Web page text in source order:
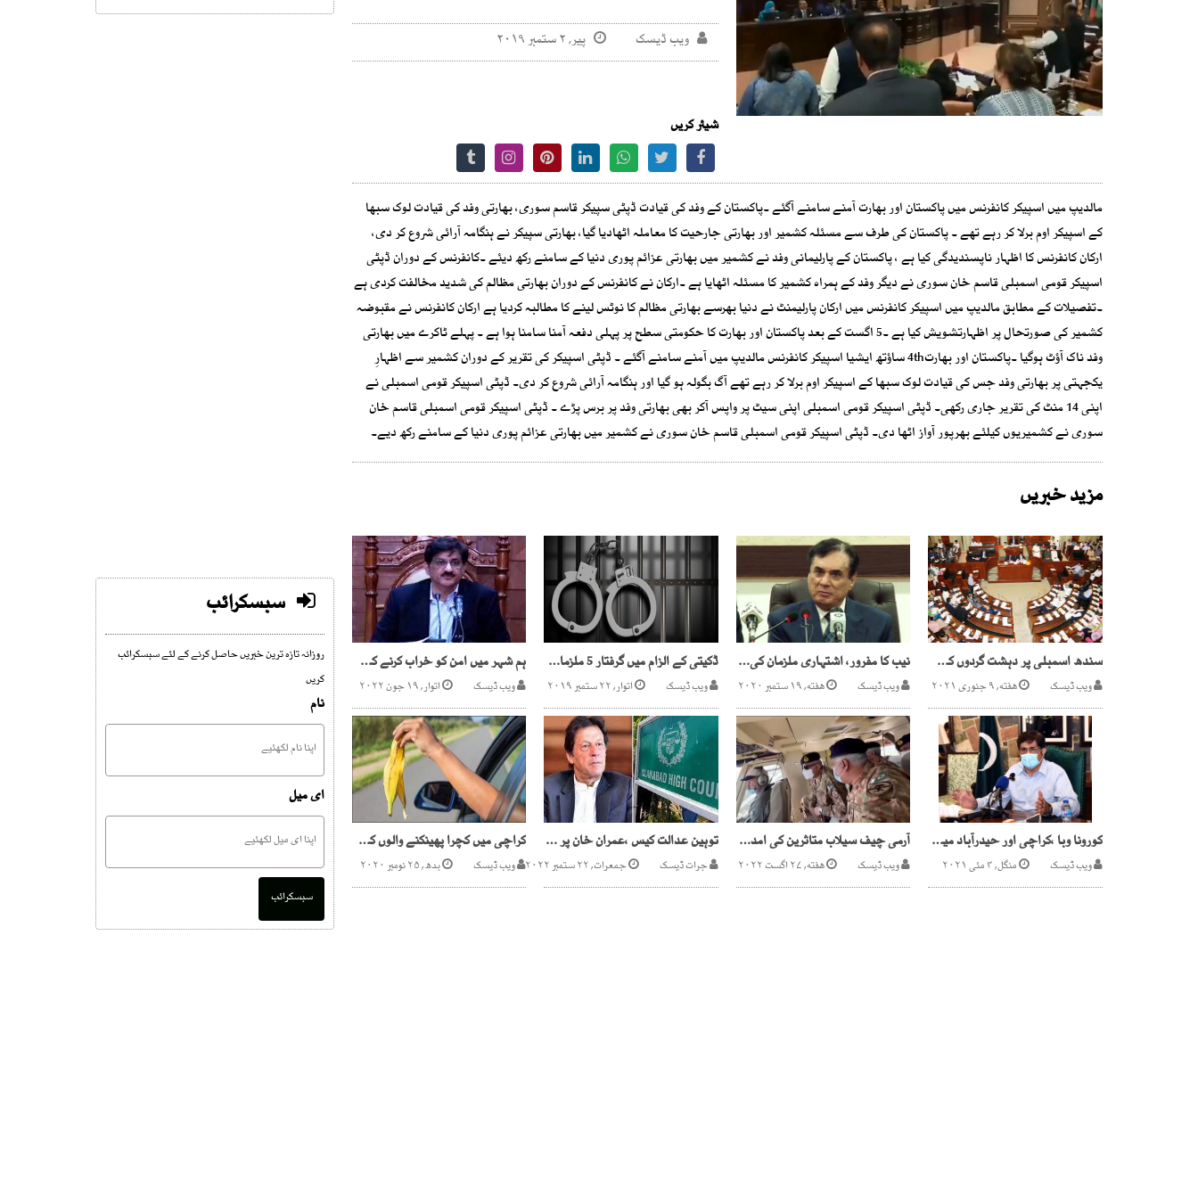
ویب ڈیسک پیر, ۲ ستمبر ۲۰۱۹
شیئر کریں
مالدیپ میں اسپیکر کانفرنس میں پاکستان اور بھارت آمنے سامنے آگئے ۔پاکستان کے وفد کی قیادت ڈپٹی سپیکر قاسم سوری، بھارتی وفد کی قیادت لوک سبھا
کے اسپیکر اوم برلا کر رہے تھے ۔ پاکستان کی طرف سے مسئلہ کشمیر اور بھارتی جارحیت کا معاملہ اٹھادیا گیا، بھارتی سپیکر نے ہنگامہ آرائی شروع کر دی،
ارکان کانفرنس کا اظہار ناپسندیدگی کیا ہے ، پاکستان کے پارلیمانی وفد نے کشمیر میں بھارتی عزائم پوری دنیا کے سامنے رکھ دیئے ۔کانفرنس کے دوران ڈپٹی
اسپیکر قومی اسمبلی قاسم خان سوری نے دیگر وفد کے ہمراہ کشمیر کا مسئلہ اٹھایا ہے ۔ارکان نے کانفرنس کے دوران بھارتی مظالم کی شدید مخالفت کردی ہے
۔تفصیلات کے مطابق مالدیپ میں اسپیکر کانفرنس میں ارکان پارلیمنٹ نے دنیا بھرسے بھارتی مظالم کا نوٹس لینے کا مطالبہ کردیا ہے ارکان کانفرنس نے مقبوضہ
کشمیر کی صورتحال پر اظہارتشویش کیا ہے ۔5 اگست کے بعد پاکستان اور بھارت کا حکومتی سطح پر پہلی دفعہ آمنا سامنا ہوا ہے ۔ پہلے ٹاکرے میں بھارتی
وفد ناک آؤٹ ہوگیا ۔پاکستان اور بھارت4th ساؤتھ ایشیا اسپیکر کانفرنس مالدیپ میں آمنے سامنے آگئے ۔ ڈپٹی اسپیکر کی تقریر کے دوران کشمیر سے اظہارِ
یکجہتی پر بھارتی وفد جس کی قیادت لوک سبھا کے اسپیکر اوم برلا کر رہے تھے آگ بگولہ ہو گیا اور ہنگامہ آرائی شروع کر دی۔ ڈپٹی اسپیکر قومی اسمبلی نے
اپنی 14 منٹ کی تقریر جاری رکھی۔ ڈپٹی اسپیکر قومی اسمبلی اپنی سیٹ پر واپس آکر بھی بھارتی وفد پر برس پڑے ۔ ڈپٹی اسپیکر قومی اسمبلی قاسم خان
سوری نے کشمیریوں کیلئے بھرپور آواز اٹھا دی۔ ڈپٹی اسپیکر قومی اسمبلی قاسم خان سوری نے کشمیر میں بھارتی عزائم پوری دنیا کے سامنے رکھ دیے۔
مزید خبریں
سندھ اسمبلی پر دہشت گردوں کے حملے کا خطرہ ، سیکورٹی ہائی الرٹ
ویب ڈیسک هفته, ۹ جنوری ۲۰۲۱
نیب کا مفرور، اشتہاری ملزمان کی گرفتاری کیلئے اقدامات کا فیصلہ
ویب ڈیسک هفته, ۱۹ ستمبر ۲۰۲۰
ڈکیتی کے الزام میں گرفتار 5 ملزمان میں سے 3 پولیس اہلکار نکلے
ویب ڈیسک اتوار, ۲۲ ستمبر ۲۰۱۹
ہم شہر میں امن کو خراب کرنے کی اجازت نہیں دیں گے، مراد علی شاہ
ویب ڈیسک اتوار, ۱۹ جون ۲۰۲۲
کورونا وبا ،کراچی اور حیدرآباد میں مزید سخت اقدامات کافیصلہ
ویب ڈیسک منگل, ۴ مئی ۲۰۲۱
آرمی چیف سیلاب متاثرین کی امدادی سرگرمیوں کاجائزہ لینے کراچی پہنچ گئے
ویب ڈیسک هفته, ۲۷ اگست ۲۰۲۲
توہین عدالت کیس ،عمران خان پر آج فرد جرم عائد ہوگی
جرات ڈیسک جمعرات, ۲۲ ستمبر ۲۰۲۲
کراچی میں کچرا پھینکنے والوں کی شامت آگئی
ویب ڈیسک بدھ, ۲۵ نومبر ۲۰۲۰
سبسکرائب
روزانہ تازہ ترین خبریں حاصل کرنے کے لئے سبسکرائب
کریں
نام
ای میل
سبسکرائب